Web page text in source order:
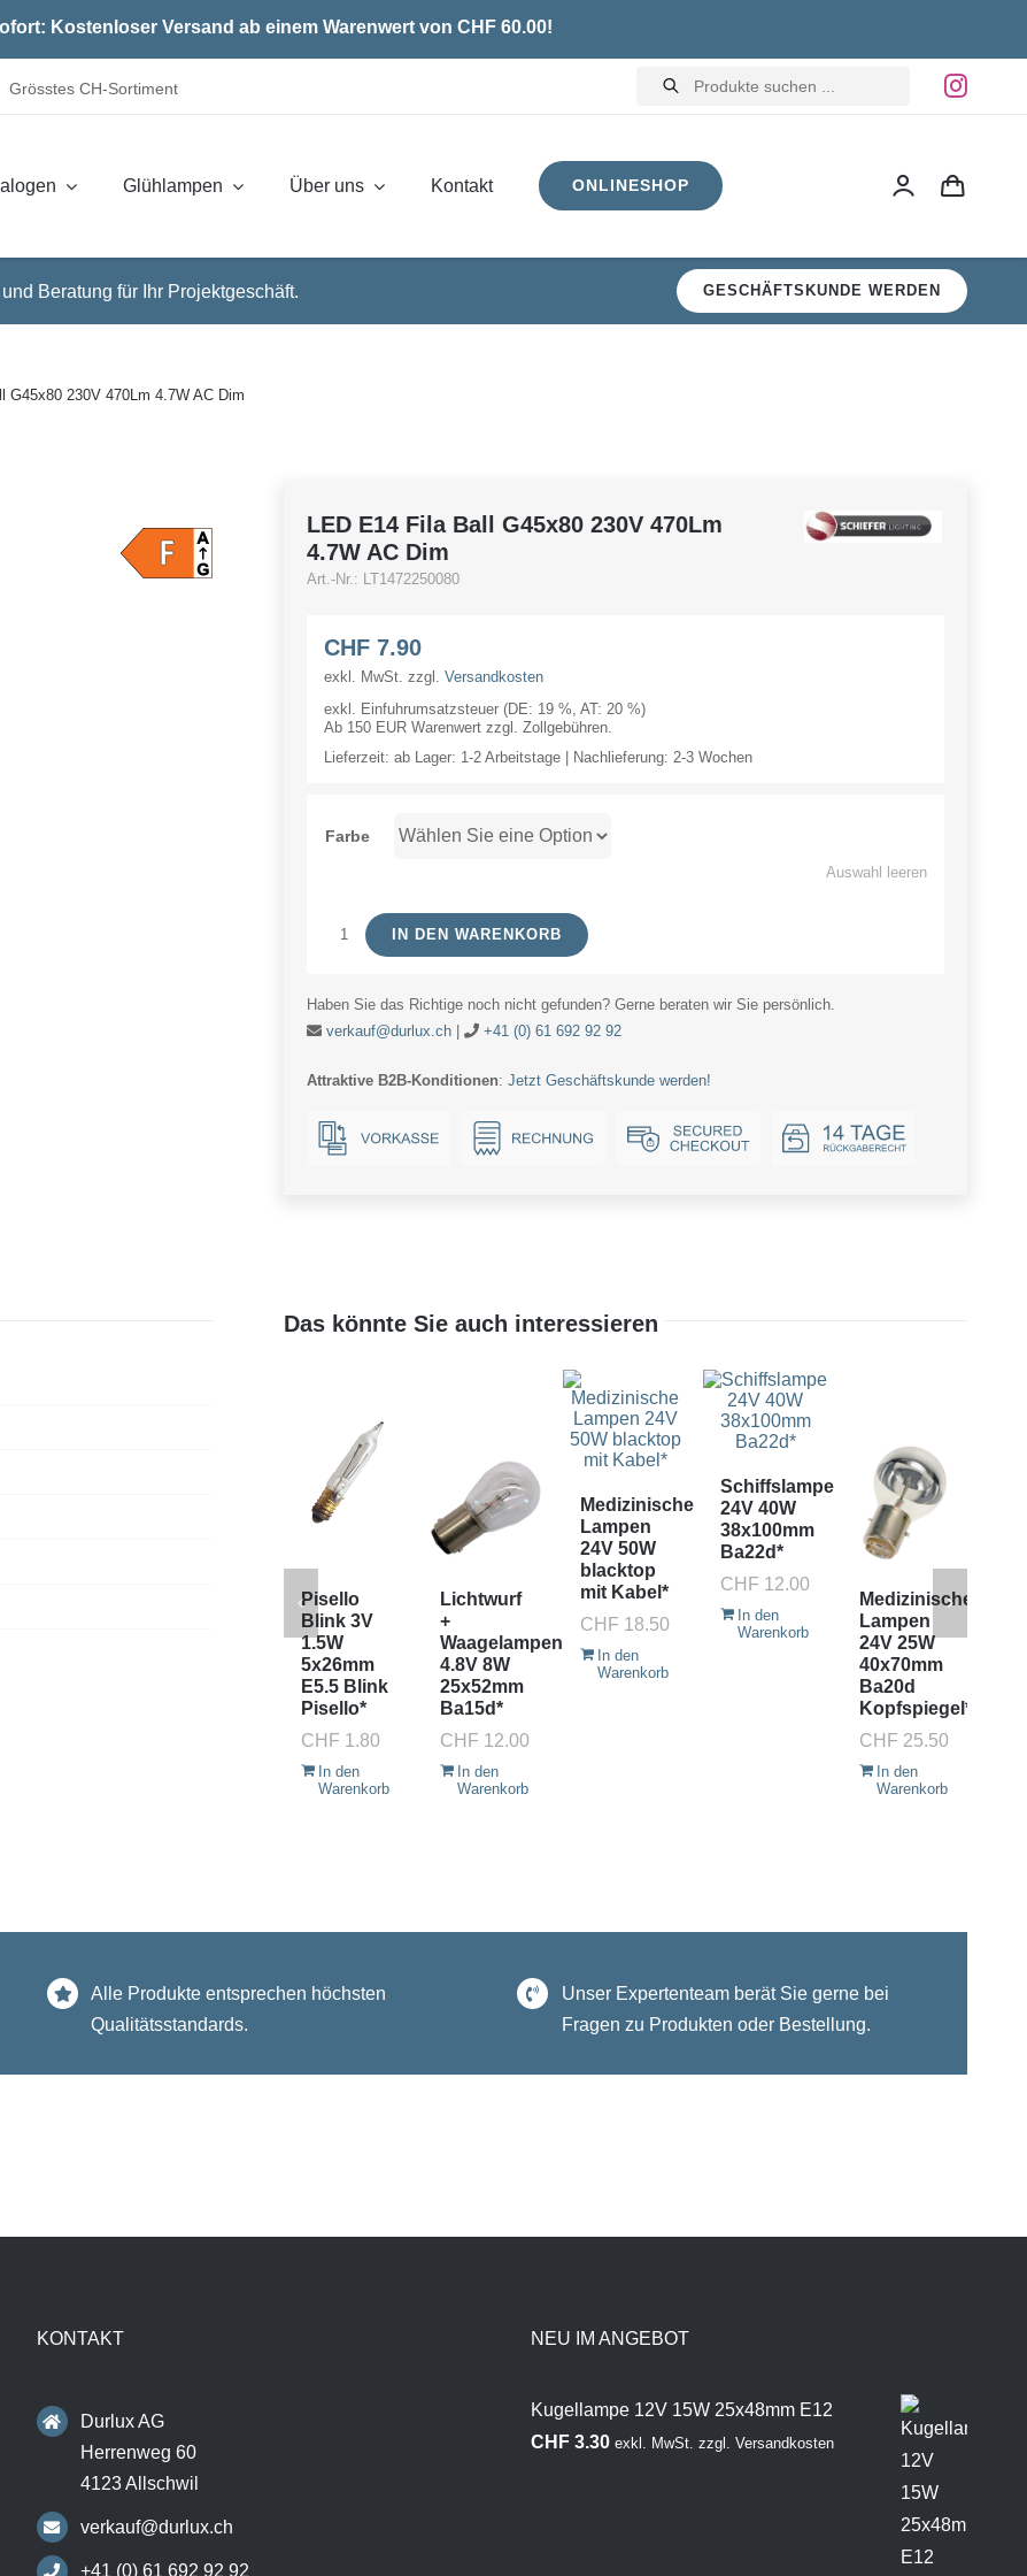
Kostenloser Versand ab einem Warenwert von CHF 60.00!
Grösstes CH-Sortiment
Products
search
Glühlampen Über uns Kontakt ONLINESHOP
Beratung für Ihr Projektgeschäft. GESCHÄFTSKUNDE WERDEN
G45x80 230V 470Lm 4.7W AC Dim
LED E14 Fila Ball G45x80 230V 470Lm
4.7W AC Dim
Art.-Nr.: LT1472250080
CHF7.90
exkl. MwSt. zzgl. Versandkosten
exkl. Einfuhrumsatzsteuer (DE: 19 %, AT: 20 %)
Ab 150 EUR Warenwert zzgl. Zollgebühren.
Lieferzeit: ab Lager: 1-2 Arbeitstage | Nachlieferung: 2-3 Wochen
Farbe
Auswahl leeren
LED
Fila
G45x80
470Lm
IN DEN WARENKORB
Haben Sie das Richtige noch nicht gefunden? Gerne beraten wir Sie persönlich.
verkauf@durlux.ch| +41 (0) 61 692 92 92
Attraktive B2B-Konditionen: Jetzt Geschäftskunde werden!
Das könnte Sie auch interessieren
Pisello
Blink 3V
1.5W
5x26mm
E5.5 Blink
Pisello*
CHF 1.80
In den
Warenkorb
Lichtwurf
+
Waagelampen
4.8V 8W
25x52mm
Ba15d*
CHF 12.00
In den
Warenkorb
Medizinische
Lampen
24V 50W
blacktop
mit Kabel*
CHF 18.50
In den
Warenkorb
Schiffslampe
24V 40W
38x100mm
Ba22d*
CHF 12.00
In den
Warenkorb
Medizinische
Lampen
24V 25W
40x70mm
Ba20d
Kopfspiegel*
CHF 25.50
In den
Warenkorb
Alle Produkte entsprechen höchsten
Qualitätsstandards.
Unser Expertenteam berät Sie gerne bei
Fragen zu Produkten oder Bestellung.
KONTAKT
Durlux AG
Herrenweg 60
4123 Allschwil
verkauf@durlux.ch
+41 (0) 61 692 92 92
NEU IM ANGEBOT
Kugellampe 12V 15W 25x48mm E12
CHF3.30 exkl. MwSt. zzgl. Versandkosten